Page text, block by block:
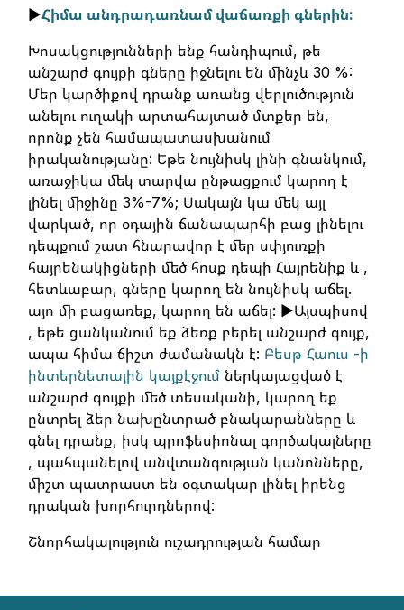
►Հիմա անդրադառնամ վաճառքի գներին:
Խոսակցությունների ենք հանդիպում, թե
անշարժ գույքի գները իջնելու են մինչև 30 %:
Մեր կարծիքով դրանք առանց վերլուծություն
անելու ուղակի արտահայտած մտքեր են,
որոնք չեն համապատասխանում
իրականությանը: Եթե նույնիսկ լինի գնանկում,
առաջիկա մեկ տարվա ընթացքում կարող է
լինել միջինը 3%-7%; Սակայն կա մեկ այլ
վարկած, որ օդային ճանապարհի բաց լինելու
դեպքում շատ հնարավոր է մեր սփյուռքի
հայրենակիցների մեծ հոսք դեպի Հայրենիք և ,
հետևաբար, գները կարող են նույնիսկ աճել.
այո մի բացառեք, կարող են աճել: ►Այսպիսով
, եթե ցանկանում եք ձեռք բերել անշարժ գույք,
ապա հիմա ճիշտ ժամանակն է: Բեսթ Հաուս -ի
ինտերնետային կայքէջում ներկայացված է
անշարժ գույքի մեծ տեսականի, կարող եք
ընտրել ձեր նախընտրած բնակարանները և
գնել դրանք, իսկ պրոֆեսիոնալ գործակալները
, պահպանելով անվտանգության կանոնները,
միշտ պատրաստ են օգտակար լինել իրենց
դրական խորհուրդներով:
Շնորհակալություն ուշադրության համար